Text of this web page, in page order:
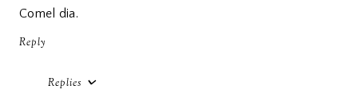
Comel dia.
Reply
Replies